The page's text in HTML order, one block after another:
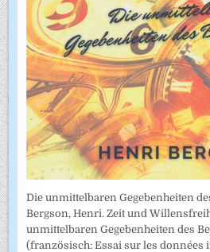
Die unmittelbaren Gegebenheiten
Bergson, Henri. Zeit und
unmittelbaren Gegebenheiten des
(französisch: Essai sur les données